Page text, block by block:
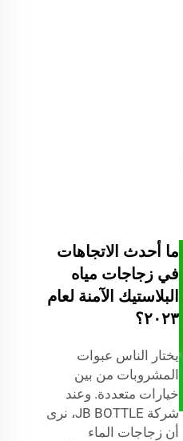
ما أحدث الاتجاهات
في زجاجات مياه
البلاستيك الآمنة لعام
٢٠٢٣؟
يختار الناس عبوات
المشروبات من بين
خيارات متعددة. وعند
شركة JB BOTTLE، نرى
أن زجاجات الماء